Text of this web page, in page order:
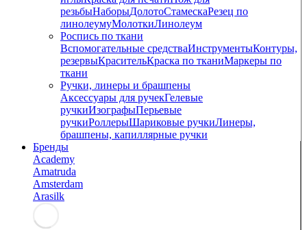
резьбыНаборыДолотоСтамескаРезец по
линолеумуМолоткиЛинолеум
Роспись по ткани
Вспомогательные средстваИнструментыКонтуры,
резервыКрасительКраска по тканиМаркеры по
ткани
Ручки, линеры и брашпены
Аксессуары для ручекГелевые
ручкиИзографыПерьевые
ручкиРоллерыШариковые ручкиЛинеры,
брашпены, капиллярные ручки
Бренды
Academy
Amatruda
Amsterdam
Arasilk